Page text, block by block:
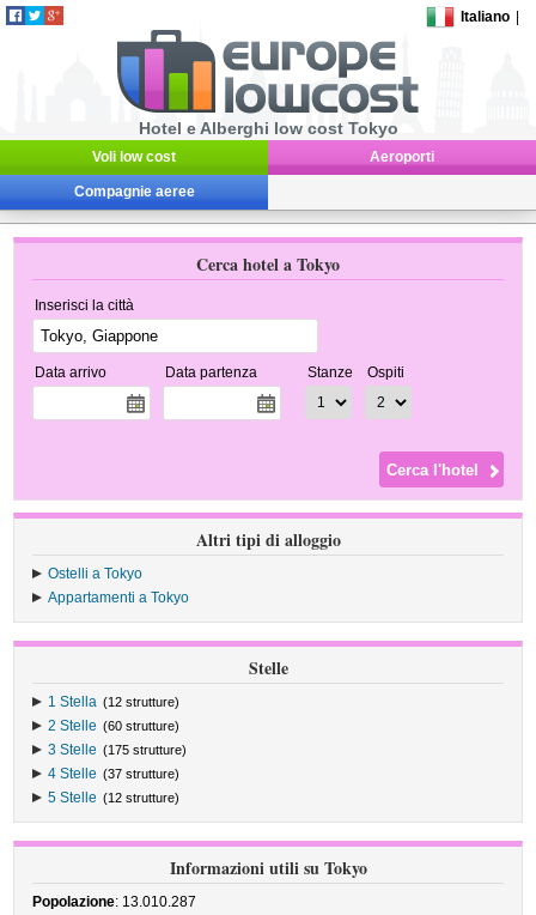
Italiano
Hotel e Alberghi low cost Tokyo
Voli low cost Aeroporti
Compagnie aeree
Cerca hotel a Tokyo
Inserisci la città
Data arrivo Data partenza Stanze Ospiti
Altri tipi di alloggio
Ostelli a Tokyo
Appartamenti a Tokyo
Stelle
1 Stella (12 strutture)
2 Stelle (60 strutture)
3 Stelle (175 strutture)
4 Stelle (37 strutture)
5 Stelle (12 strutture)
Informazioni utili su Tokyo
Popolazione: 13.010.287